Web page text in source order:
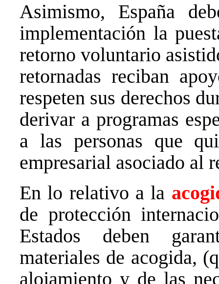
Asimismo, España
implementación la
retorno voluntario
retornadas reciban
respeten sus derechos
derivar a programas
a las personas que
empresarial asociado al
En lo relativo a la
de protección
Estados deben
materiales de acogida,
alojamiento y de las